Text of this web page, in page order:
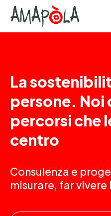
contenuto
La
persone. Noi
percorsi che
centro
Consulenza e
misurare, far